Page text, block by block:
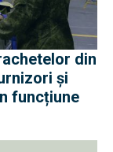
din
și
funcțiune